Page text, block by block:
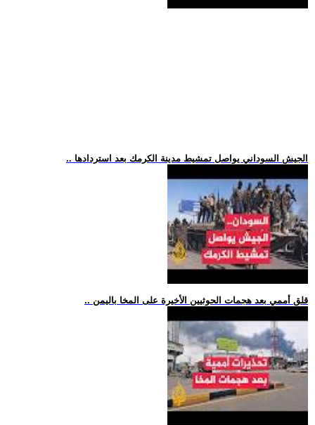
.. الجيش السوداني يواصل تمشيط مدينة الكرمك بعد استردادها
.. قلق أممي بعد هجمات الحوثيين الأخيرة على المخا باليمن